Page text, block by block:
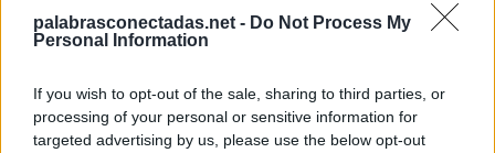
palabrasconectadas.net - Do Not Process My
Personal Information
If you wish to opt-out of the sale, sharing to third parties, or
processing of your personal or sensitive information for
targeted advertising by us, please use the below opt-out
Palabras Conectadas Nivel 25666
respuestas
La respuesta a este rompecabezas es:
Q
U
E